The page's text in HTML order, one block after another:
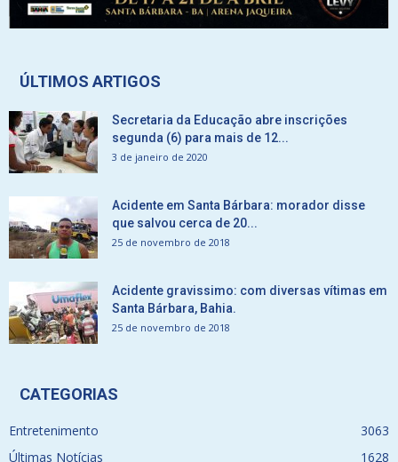
ÚLTIMOS ARTIGOS
Secretaria da Educação abre inscrições
segunda (6) para mais de 12...
3 de janeiro de 2020
Acidente em Santa Bárbara: morador disse
que salvou cerca de 20...
25 de novembro de 2018
Acidente gravissimo: com diversas vítimas em
Santa Bárbara, Bahia.
25 de novembro de 2018
CATEGORIAS
Entretenimento
3063
Últimas Notícias
1628